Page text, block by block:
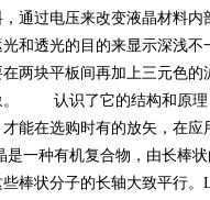
通过电压来改变液晶材料内
和透光的目的来显示深浅不
两块平板间再加上三元色的
认识了它的结构和原理
能在选购时有的放矢，在应
是一种有机复合物，由长棒状
棒状分子的长轴大致平行。